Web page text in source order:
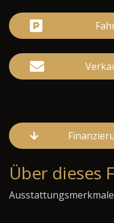
Über dieses
Ausstattungsmerkmale